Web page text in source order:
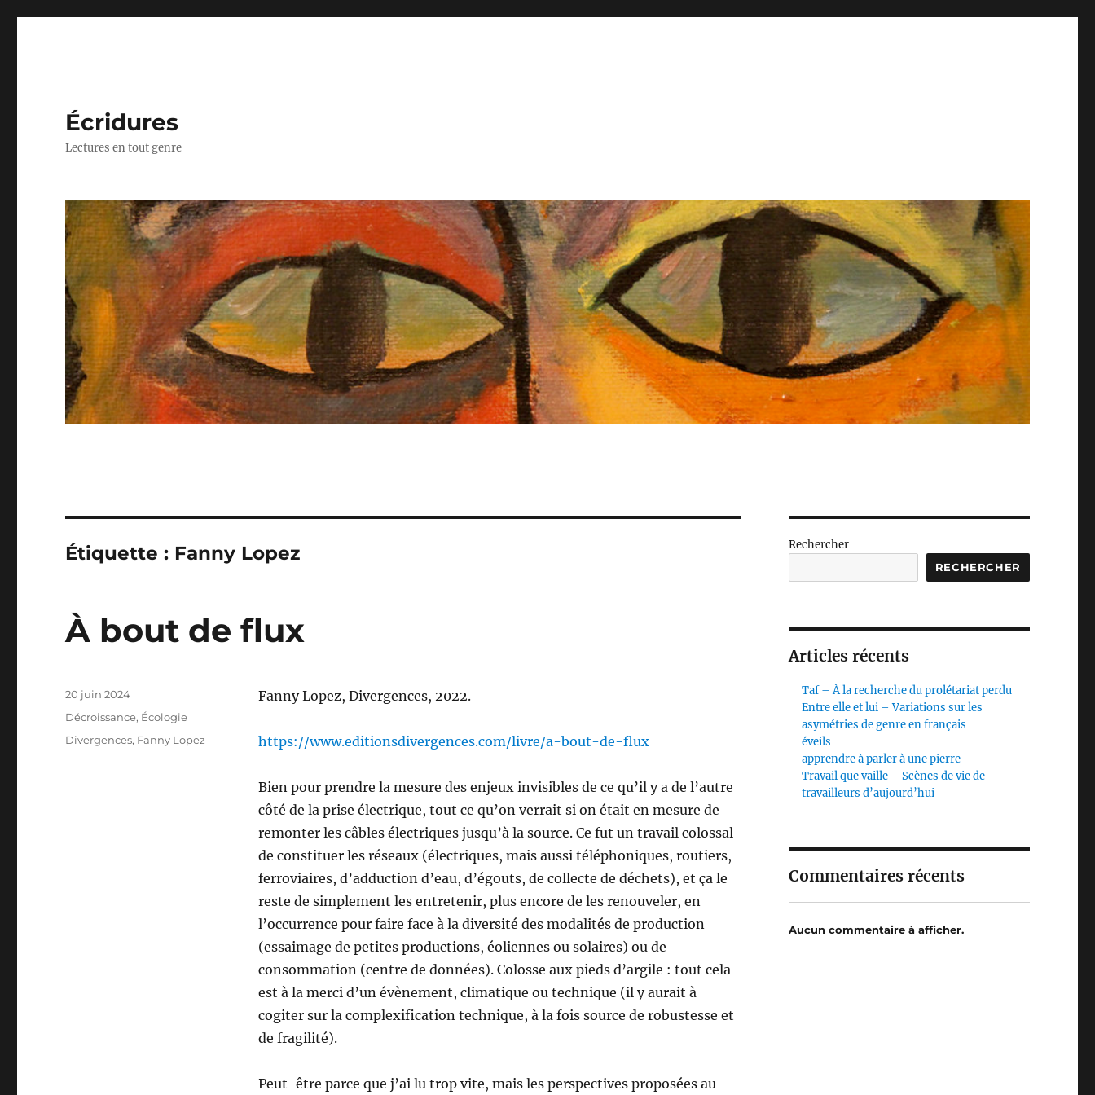
Écridures
Lectures en tout genre
Étiquette : Fanny Lopez
À bout de flux
Fanny Lopez, Divergences, 2022.
https://www.editionsdivergences.com/livre/a-bout-de-flux
Bien pour prendre la mesure des enjeux invisibles de ce qu’il y a de l’autre
côté de la prise électrique, tout ce qu’on verrait si on était en mesure de
remonter les câbles électriques jusqu’à la source. Ce fut un travail colossal
de constituer les réseaux (électriques, mais aussi téléphoniques, routiers,
ferroviaires, d’adduction d’eau, d’égouts, de collecte de déchets), et ça le
reste de simplement les entretenir, plus encore de les renouveler, en
l’occurrence pour faire face à la diversité des modalités de production
(essaimage de petites productions, éoliennes ou solaires) ou de
consommation (centre de données). Colosse aux pieds d’argile : tout cela
est à la merci d’un évènement, climatique ou technique (il y aurait à
cogiter sur la complexification technique, à la fois source de robustesse et
de fragilité).
Peut-être parce que j’ai lu trop vite, mais les perspectives proposées au
Publié
20 juin 2024
Catégories
Décroissance, Écologie
Étiquettes
Divergences, Fanny Lopez
Rechercher
RECHERCHER
Articles récents
Taf – À la recherche du prolétariat perdu
Entre elle et lui – Variations sur les
asymétries de genre en français
éveils
apprendre à parler à une pierre
Travail que vaille – Scènes de vie de
travailleurs d’aujourd’hui
Commentaires récents
Aucun commentaire à afficher.